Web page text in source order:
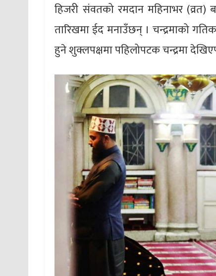
हिजरी संवतको रमदान महिनाभर (व्रत)
तारिखमा ईद मनाउँछन् । चन्द्रमाको
हुने शुक्लपक्षमा पहिलोपटक चन्द्रमा